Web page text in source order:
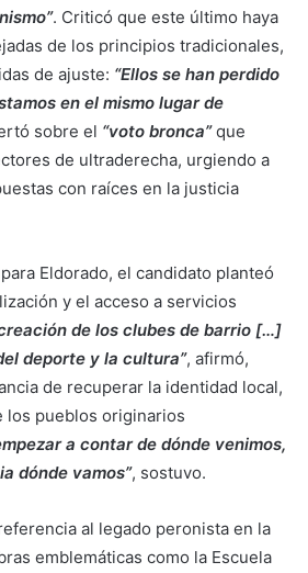
. Criticó que este último haya
de los principios tradicionales,
de ajuste: “Ellos se han perdido
en el mismo lugar de
sobre el “voto bronca”que
de ultraderecha, urgiendo a
con raíces en la justicia
Eldorado, el candidato planteó
y el acceso a servicios
de los clubes de barrio […]
deporte y la cultura”, afirmó,
de recuperar la identidad local,
los pueblos originarios
a contar de dónde venimos,
dónde vamos”, sostuvo.
al legado peronista en la
emblemáticas como la Escuela